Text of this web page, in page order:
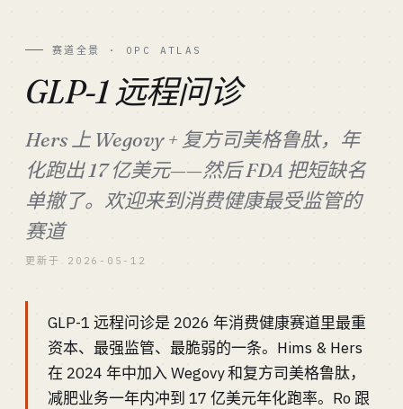
赛道全景 · OPC ATLAS
GLP-1 远程问诊
Hers 上 Wegovy + 复方司美格鲁肽，年
化跑出 17 亿美元——然后 FDA 把短缺名
单撤了。欢迎来到消费健康最受监管的
赛道
更新于 2026-05-12
GLP-1 远程问诊是 2026 年消费健康赛道里最重
资本、最强监管、最脆弱的一条。Hims & Hers
在 2024 年中加入 Wegovy 和复方司美格鲁肽，
减肥业务一年内冲到 17 亿美元年化跑率。Ro 跟